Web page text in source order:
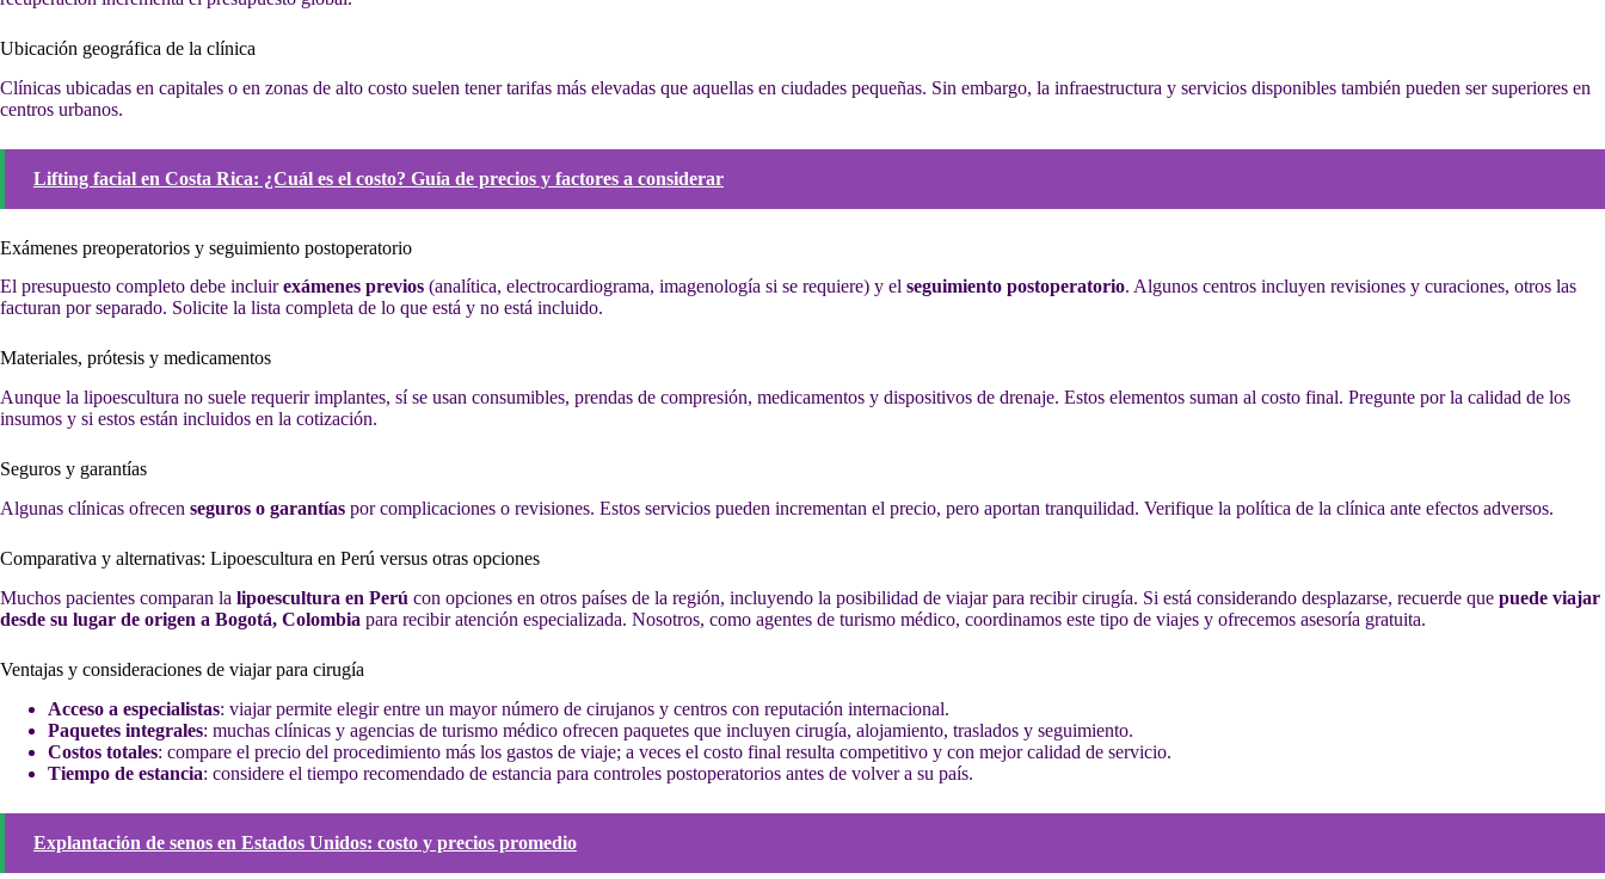
Ubicación geográfica de la clínica
Clínicas ubicadas en capitales o en zonas de alto costo suelen tener tarifas más elevadas que aquellas en ciudades pequeñas. Sin embargo, la infraestructura y servicios disponibles también pueden ser superiores en
centros urbanos.
Lifting facial en Costa Rica: ¿Cuál es el costo? Guía de precios y factores a considerar
Exámenes preoperatorios y seguimiento postoperatorio
El presupuesto completo debe incluirexámenes previos (analítica, electrocardiograma, imagenología si se requiere) y el seguimiento postoperatorio. Algunos centros incluyen revisiones y curaciones, otros las
facturan por separado. Solicite la lista completa de lo que está y no está incluido.
Materiales, prótesis y medicamentos
Aunque la lipoescultura no suele requerir implantes, sí se usan consumibles, prendas de compresión, medicamentos y dispositivos de drenaje. Estos elementos suman al costo final. Pregunte por la calidad de los
insumos y si estos están incluidos en la cotización.
Seguros y garantías
Algunas clínicas ofrecen seguros o garantías por complicaciones o revisiones. Estos servicios pueden incrementan el precio, pero aportan tranquilidad. Verifique la política de la clínica ante efectos adversos.
Comparativa y alternativas: Lipoescultura en Perú versus otras opciones
Muchos pacientes comparan la lipoescultura en Perú con opciones en otros países de la región, incluyendo la posibilidad de viajar para recibir cirugía. Si está considerando desplazarse, recuerde que puede viajar
desde su lugar de origen a Bogotá, Colombia para recibir atención especializada. Nosotros, como agentes de turismo médico, coordinamos este tipo de viajes y ofrecemos asesoría gratuita.
Ventajas y consideraciones de viajar para cirugía
Acceso a especialistas: viajar permite elegir entre un mayor número de cirujanos y centros con reputación internacional.
Paquetes integrales: muchas clínicas y agencias de turismo médico ofrecen paquetes que incluyen cirugía, alojamiento, traslados y seguimiento.
Costos totales: compare el precio del procedimiento más los gastos de viaje; a veces el costo final resulta competitivo y con mejor calidad de servicio.
Tiempo de estancia: considere el tiempo recomendado de estancia para controles postoperatorios antes de volver a su país.
Explantación de senos en Estados Unidos: costo y precios promedio